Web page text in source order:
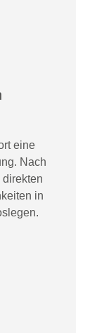
eine
Nach
in